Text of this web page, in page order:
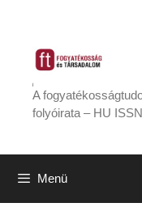
tartalomba
A
folyóirata – HU
Menü